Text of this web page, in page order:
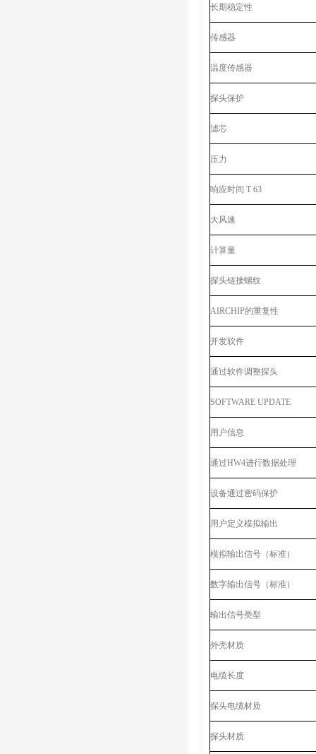
长期稳定性
传感器
温度传感器
探头保护
滤芯
压力
响应时间 T 63
大风速
计算量
探头链接螺纹
AIRCHIP的重复性
开发软件
通过软件调整探头
SOFTWARE UPDATE
用户信息
通过HW4进行数据处理
设备通过密码保护
用户定义模拟输出
模拟输出信号（标准）
数字输出信号（标准）
输出信号类型
外壳材质
电缆长度
探头电缆材质
探头材质